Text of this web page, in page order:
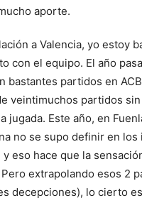
aporte.
a Valencia, yo estoy
con el equipo. El año
bastantes partidos en
veintimuchos partidos
jugada. Este año, en
no se supo definir en los
y eso hace que la
extrapolando esos 2
decepciones), lo cierto